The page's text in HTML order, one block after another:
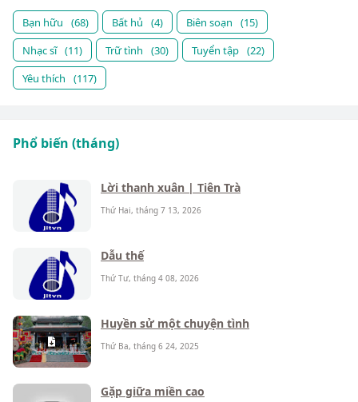
Bạn hữu (68) Bất hủ (4) Biên soạn
(15)
Nhạc sĩ (11) Trữ tình (30) Tuyển tập (22)
Yêu thích
(117)
Phổ biến (tháng)
Lời thanh xuân | Tiên Trà
Thứ Hai, tháng 7 13, 2026
Dẫu thế
Thứ Tư, tháng 4 08, 2026
Huyền sử một chuyện tình
Thứ Ba, tháng 6 24, 2025
Gặp giữa miền cao